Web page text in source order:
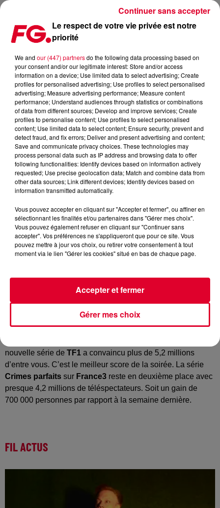
MÉDIAMÉTRIE, LES SUCCÈS TV DU MARDI 21 MAI
Publié : 22 mai 2019 à 16h05 par Julien Claude Penegry
Le meilleur de la TV et écrans du
mardi 21 mai scopé par Médiamétrie.
Retour sur les résultats de mardi soir, compilés par
, l’institut qui mesure l’audience des télés et
des radios.
nouvelle série de TF1 a convaincu plus de 5,2 millions
d’entre vous. C’est le meilleur score de la soirée. La série
Crimes parfaits sur France3 reste en deuxième place avec
presque 4,2 millions de téléspectateurs. Soit un gain de
700 000 personnes par rapport à la semaine dernière.
FIL ACTUS
Le respect de votre vie privée est notre
priorité
We and our (447) partnersdo the following data processing based on
your consent and/or our legitimate interest: Store and/or access
information on a device; Use limited data to select advertising; Create
profiles for personalised advertising; Use profiles to select personalised
advertising; Measure advertising performance; Measure content
performance; Understand audiences through statistics or combinations
of data from different sources; Develop and improve services; Create
profiles to personalise content; Use profiles to select personalised
content; Use limited data to select content; Ensure security, prevent and
detect fraud, and fix errors; Deliver and present advertising and content;
Save and communicate privacy choices. These technologies may
process personal data such as IP address and browsing data to offer
following functionalities: Identify devices based on information actively
requested; Use precise geolocation data; Match and combine data from
other data sources; Link different devices; Identify devices based on
information transmitted automatically.
Vous pouvez accepter en cliquant sur "Accepter et fermer", ou affiner en
sélectionnant les finalités et/ou partenaires dans "Gérer mes choix".
Vous pouvez également refuser en cliquant sur "Continuer sans
accepter". Vos préférences ne s'appliqueront que pour ce site. Vous
pouvez mettre à jour vos choix, ou retirer votre consentement à tout
moment via le lien "Gérer les cookies" situé en bas de chaque page.
Gérer mes choix
Accepter et fermer
Continuer sans accepter